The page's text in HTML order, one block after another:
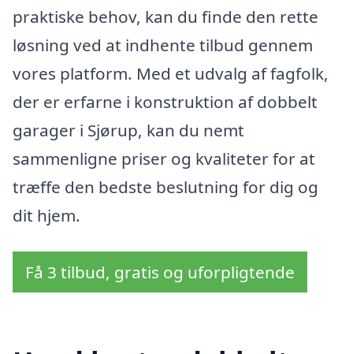
praktiske behov, kan du finde den rette
løsning ved at indhente tilbud gennem
vores platform. Med et udvalg af fagfolk,
der er erfarne i konstruktion af dobbelt
garager i Sjørup, kan du nemt
sammenligne priser og kvaliteter for at
træffe den bedste beslutning for dig og
dit hjem.
Få 3 tilbud, gratis og uforpligtende